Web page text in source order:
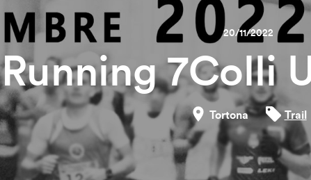
20/11/2022
Running 7Colli
Tortona Trail